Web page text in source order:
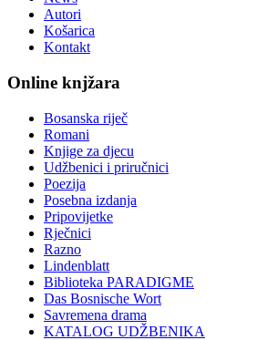
Autori
Košarica
Kontakt
Online knjžara
Bosanska riječ
Romani
Knjige za djecu
Udžbenici i priručnici
Poezija
Posebna izdanja
Pripovijetke
Rječnici
Razno
Lindenblatt
Biblioteka PARADIGME
Das Bosnische Wort
Savremena drama
KATALOG UDŽBENIKA